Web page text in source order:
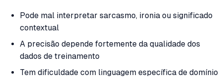
Pode mal interpretar sarcasmo, ironia ou significado
contextual
A precisão depende fortemente da qualidade dos
dados de treinamento
Tem dificuldade com linguagem específica de domínio